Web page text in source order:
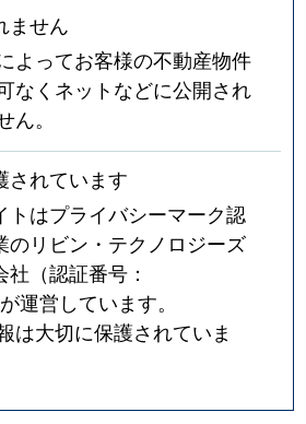
ません
よってお客様の不動産物件
なくネットなどに公開され
。
されています
トはプライバシーマーク認
のリビン・テクノロジーズ
社（認証番号：
運営しています。
は大切に保護されていま